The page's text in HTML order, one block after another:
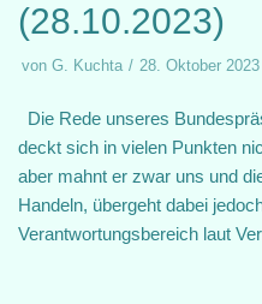
(28.10.2023)
von G. Kuchta 28. Oktober 2023
Die Rede unseres
deckt sich in vielen Punkten
aber mahnt er zwar uns und
Handeln, übergeht dabei
Verantwortungsbereich laut